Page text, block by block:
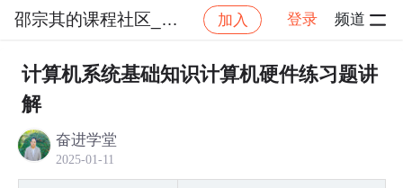
邵宗其的课程社区_NO_1 加入 登录 频道
社区 邵宗其的课程社区_NO_1 2025年-系统架构
计算机系统基础知识计算机硬件练习题讲
解
奋进学堂
2025-01-11